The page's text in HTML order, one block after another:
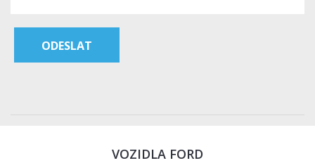
VOZIDLA FORD